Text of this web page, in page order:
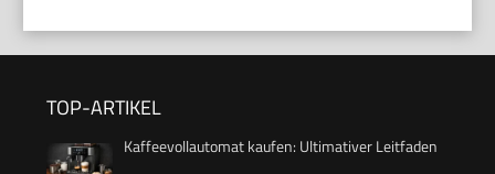
TOP-ARTIKEL
Kaffeevollautomat kaufen: Ultimativer Leitfaden